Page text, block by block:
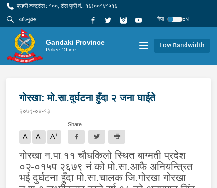
प्रहरी कन्ट्रोल : १००, टोल फ्री नं.: १६६००१४१५१६
नेपा
EN
Gandaki Province
Police Office Low Bandwidth
गोरखा: मो.सा.दुर्घटना हुँदा २ जना घाईते
२०७९-०४-१३
A A- A+
Share
गोरखा न.पा.११ चौधकिलो स्थित बाग्मती प्रदेश
०२-०१५प २६७९ नं.को मो.सा.आफै अनियन्त्रित
भई दुर्घटना हुँदा मो.सा.चालक जि.गोरखा गोरखा